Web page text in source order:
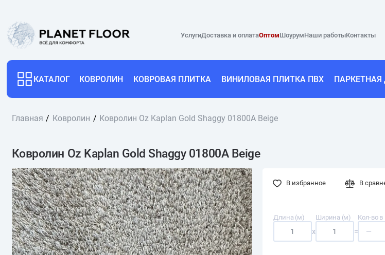
УслугиДоставка и оплатаОптомШоурумНаши работыКонтакты
КАТАЛОГ КОВРОЛИН КОВРОВАЯ ПЛИТКА ВИНИЛОВАЯ ПЛИТКА ПВХ ПАРКЕТНАЯ
Главная Ковролин Ковролин Oz Kaplan Gold Shaggy 01800A Beige
Ковролин Oz Kaplan Gold Shaggy 01800A Beige
В избранное В
Длина (м)
x
Ширина (м)
=
Кол-во
—